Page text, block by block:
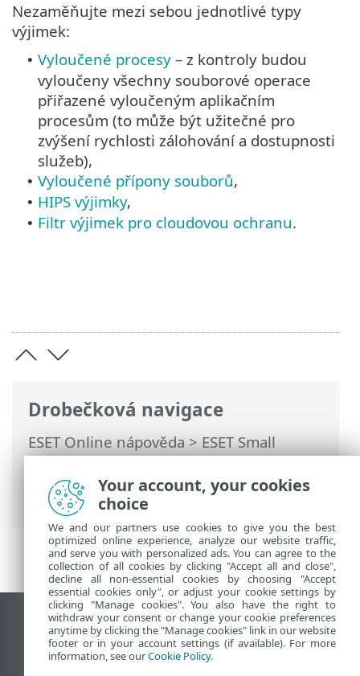
Drobečková navigace
ESET Online nápověda>ESET Small
Business Security>Práce s ESET Small
Business Security>Rozšířená nastavení
Kontroly> Výjimky
Nezaměňujte mezi sebou jednotlivé typy
výjimek:
• Vyloučené procesy – z kontroly budou
vyloučeny všechny souborové operace
přiřazené vyloučeným aplikačním
procesům (to může být užitečné pro
zvýšení rychlosti zálohování a dostupnosti
služeb),
• Vyloučené přípony souborů,
• HIPS výjimky,
• Filtr výjimek pro cloudovou ochranu.
Zobrazit verzi pro počítač
End of Life
ESET Databáze znalostí
Your account, your cookies
choice
We and our partners use cookies to give you the best
optimized online experience, analyze our website traffic,
and serve you with personalized ads. You can agree to the
collection of all cookies by clicking "Accept all and close",
decline all non-essential cookies by choosing "Accept
essential cookies only", or adjust your cookie settings by
clicking "Manage cookies". You also have the right to
withdraw your consent or change your cookie preferences
anytime by clicking the "Manage cookies" link in our website
footer or in your account settings (if available). For more
information, see ourCookie Policy.